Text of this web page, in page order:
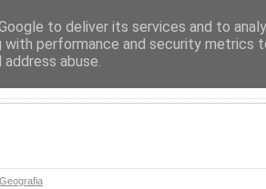
Geografia
to deliver its services and to
with performance and security metrics
abuse.